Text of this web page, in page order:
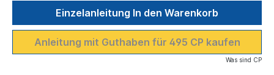
Einzelanleitung In den Warenkorb
Anleitung mit Guthaben für 495 CP kaufen
Was sind CP